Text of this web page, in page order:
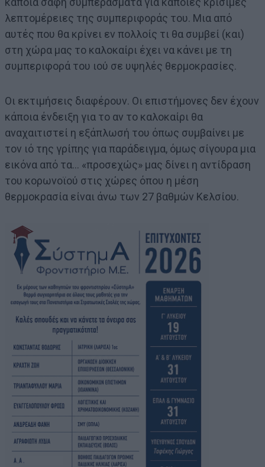
λεπτομέρειες της συμπεριφοράς του. Μια από
αυτές που θα κρίνει εν πολλοίς τι θα συμβεί (και)
στη χώρα μας το καλοκαίρι έχει να κάνει με τη
συμπεριφορά του ιού σε υψηλές θερμοκρασίες.
Οι εκτιμήσεις διαφέρουν. Οι επιστήμονες δεν έχουν
κάποια ένδειξη για το αν το καλοκαίρι θα
αναχαιτιστεί η εξάπλωσή του όπως συμβαίνει με
τον ιό της γρίπης για παράδειγμα, όμως σίγουρα μια
εικόνα από τα… «προσεχώς» μας δίνει η αντίδραση
του κορωνοϊού στις χώρες όπου η μέση
θερμοκρασία είναι άνω των 27 βαθμών Κελσίου.